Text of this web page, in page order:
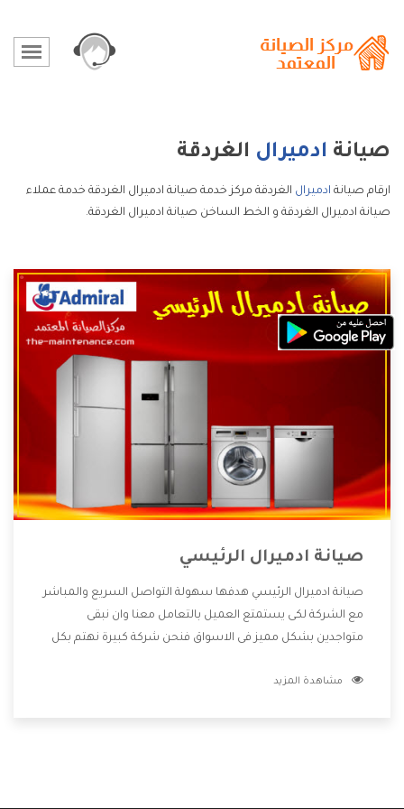
صيانة ادميرال الغردقة
ارقام صيانة ادميرال الغردقة مركز خدمة صيانة ادميرال الغردقة خدمة عملاء
صيانة ادميرال الغردقة و الخط الساخن صيانة ادميرال الغردقة.
صيانة ادميرال الرئيسي
صيانة ادميرال الرئيسي هدفها سهولة التواصل السريع والمباشر
مع الشركة لكى يستمتع العميل بالتعامل معنا وان نبقى
متواجدين بشكل مميز فى الاسواق فنحن شركة كبيرة نهتم بكل
الشركة بها والتى تكون منها خدمة الصيانة التى تكون من أهم
مشاهدة المزيد